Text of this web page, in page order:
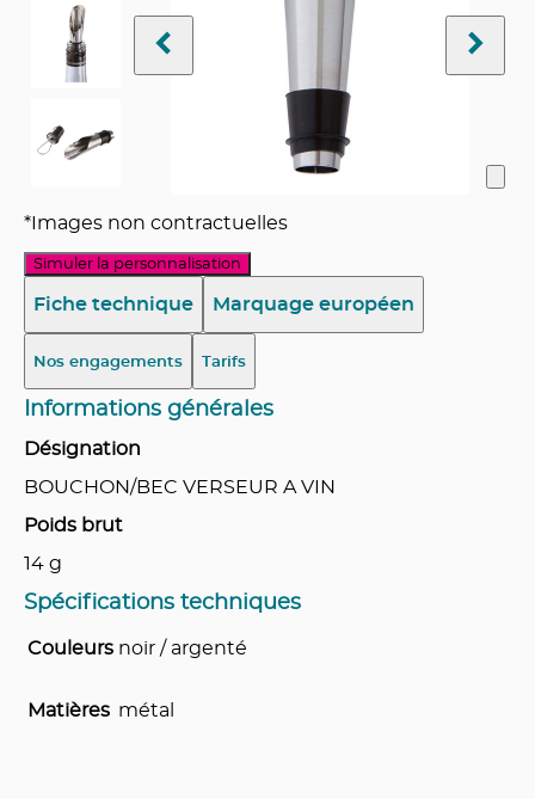
*Images non contractuelles
Simuler la personnalisation
Fiche technique Marquage européen
Nos engagements Tarifs
Informations générales
Désignation
BOUCHON/BEC VERSEUR A VIN
Poids brut
14 g
Spécifications techniques
Couleurs noir / argenté
Matières métal